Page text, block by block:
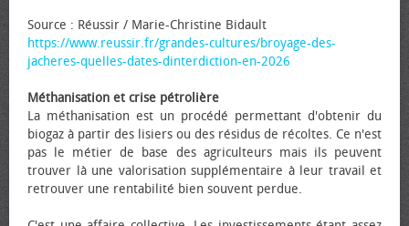
Source : Réussir / Marie-Christine Bidault
https://www.reussir.fr/grandes-cultures/broyage-des-
jacheres-quelles-dates-dinterdiction-en-2026
Méthanisation et crise pétrolière
La méthanisation est un procédé permettant d'obtenir du
biogaz à partir des lisiers ou des résidus de récoltes. Ce n'est
pas le métier de base des agriculteurs mais ils peuvent
trouver là une valorisation supplémentaire à leur travail et
retrouver une rentabilité bien souvent perdue.